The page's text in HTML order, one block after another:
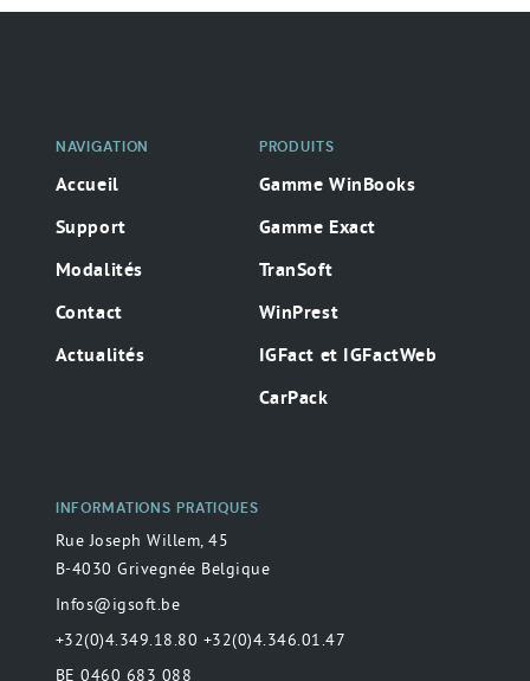
NAVIGATION
Accueil
Support
Modalités
Contact
Actualités
PRODUITS
Gamme WinBooks
Gamme Exact
TranSoft
WinPrest
IGFact et IGFactWeb
CarPack
INFORMATIONS PRATIQUES
Rue Joseph Willem, 45
B-4030 Grivegnée Belgique
Infos@igsoft.be
+32(0)4.349.18.80 +32(0)4.346.01.47
BE 0460 683 088